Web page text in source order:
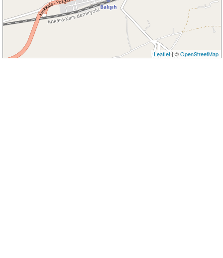
Leaflet | ©OpenStreetMap